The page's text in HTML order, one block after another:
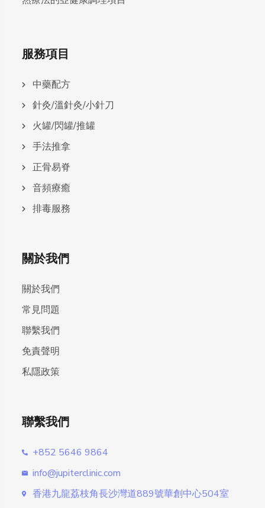
服務項目
中藥配方
針灸/溫針灸/小針刀
火罐/閃罐/推罐
手法推拿
正骨易脊
⾳頻療癒
排毒服務
關於我們
關於我們
常見問題
聯繫我們
免責聲明
私隱政策
聯繫我們
+852 5646 9864
info@jupiterclinic.com
香港九龍荔枝角長沙灣道889號華創中心504室